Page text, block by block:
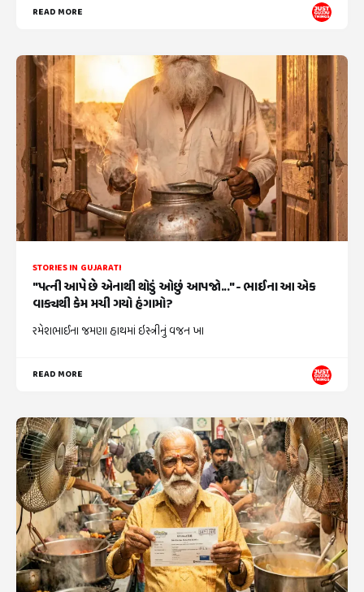
READ MORE
STORIES IN GUJARATI
"પત્ની આપે છે એનાથી થોડું ઓછું આપજો..." - ભાઈના આ એક
વાક્યથી કેમ મચી ગયો હંગામો?
રમેશભાઈના જમણા હાથમાં ઇસ્ત્રીનું વજન ખા
READ MORE